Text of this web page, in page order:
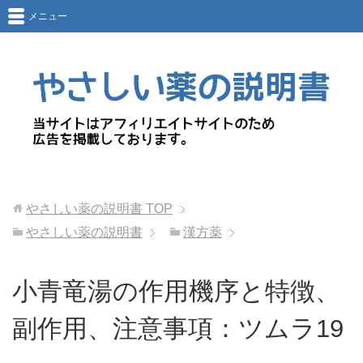
メニュー
やさしい薬の説明書 TOP
やさしい薬の説明書
漢方薬
小青竜湯の作用機序と特徴、
副作用、注意事項：ツムラ19